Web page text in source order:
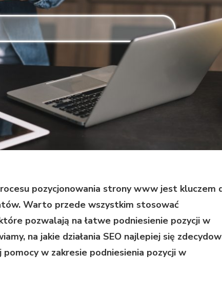
pozycjonowania strony www jest kluczem
Warto przede wszystkim stosować
pozwalają na łatwe podniesienie pozycji w
na jakie działania SEO najlepiej się
w zakresie podniesienia pozycji w